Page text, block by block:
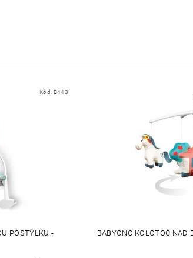
Kód: B443
POSTÝLKU -
BABYONO KOLOTOČ NAD